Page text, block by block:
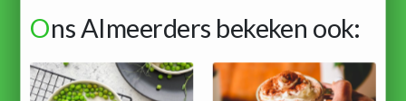
Ons Almeerders bekeken ook: